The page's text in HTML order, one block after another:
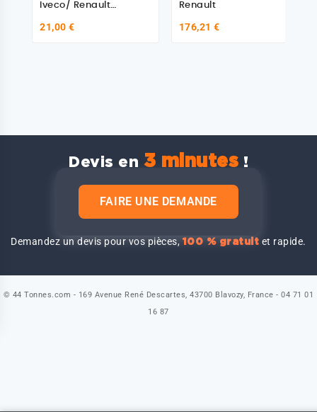
Iveco/ Renault
21,00 €
Renault
176,21 €
Devis en 3 minutes !
FAIRE UNE DEMANDE
Demandez un devis pour vos pièces,100 % gratuit et rapide.
© 44 Tonnes.com - 169 Avenue René Descartes, 43700 Blavozy, France - 04 71 01
16 87